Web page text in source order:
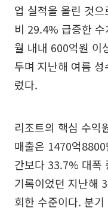
업 실적을 올린 것
비 29.4% 급증한
월 내내 600억원 이
두며 지난해 여름
렀다.
리조트의 핵심 수익
매출은 1470억
간보다 33.7% 대폭
기록이었던 지난해
회한 수준이다. 분